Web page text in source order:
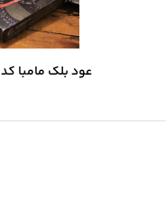
عود بلک مامبا کد 272